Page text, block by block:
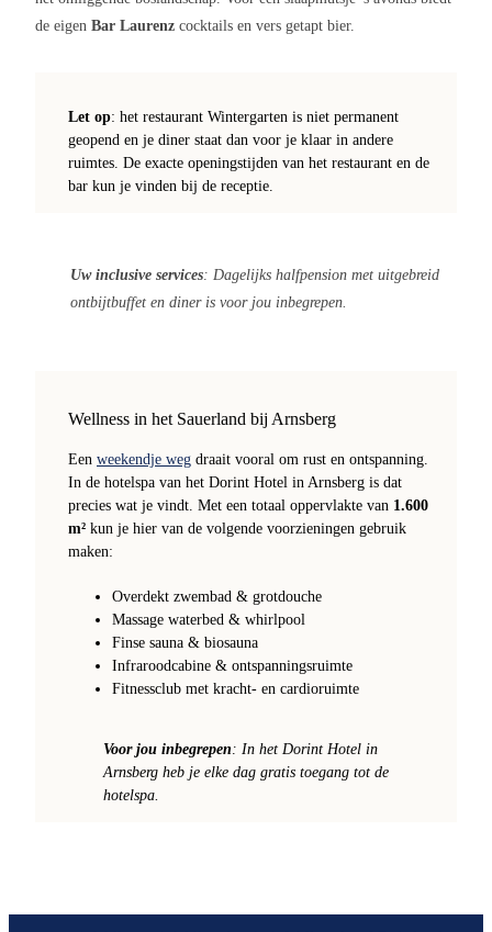
de eigen Bar Laurenz cocktails en vers getapt bier.
Let op: het restaurant Wintergarten is niet permanent
geopend en je diner staat dan voor je klaar in andere
ruimtes. De exacte openingstijden van het restaurant en de
bar kun je vinden bij de receptie.
Uw inclusive services: Dagelijks halfpension met uitgebreid
ontbijtbuffet en diner is voor jou inbegrepen.
Wellness in het Sauerland bij Arnsberg
Een weekendje weg draait vooral om rust en ontspanning.
In de hotelspa van het Dorint Hotel in Arnsberg is dat
precies wat je vindt. Met een totaal oppervlakte van 1.600
m² kun je hier van de volgende voorzieningen gebruik
maken:
Overdekt zwembad & grotdouche
Massage waterbed & whirlpool
Finse sauna & biosauna
Infraroodcabine & ontspanningsruimte
Fitnessclub met kracht- en cardioruimte
Voor jou inbegrepen : In het Dorint Hotel in
Arnsberg heb je elke dag gratis toegang tot de
hotelspa.